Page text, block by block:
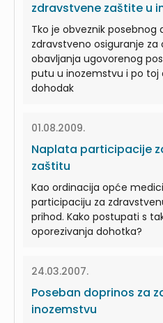
zdravstvene zaštite u
Tko je obveznik posebnog
zdravstveno osiguranje za
obavljanja ugovorenog
putu u inozemstvu i po toj
dohodak
01.08.2009.
Naplata participacije
zaštitu
Kao ordinacija opće
participaciju za
prihod. Kako postupati s
oporezivanja dohotka?
24.03.2007.
Poseban doprinos za
inozemstvu